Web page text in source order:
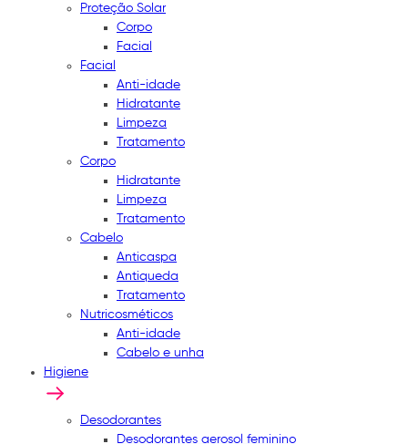
Proteção Solar
Corpo
Facial
Facial
Anti-idade
Hidratante
Limpeza
Tratamento
Corpo
Hidratante
Limpeza
Tratamento
Cabelo
Anticaspa
Antiqueda
Tratamento
Nutricosméticos
Anti-idade
Cabelo e unha
Higiene
Desodorantes
Desodorantes aerosol feminino